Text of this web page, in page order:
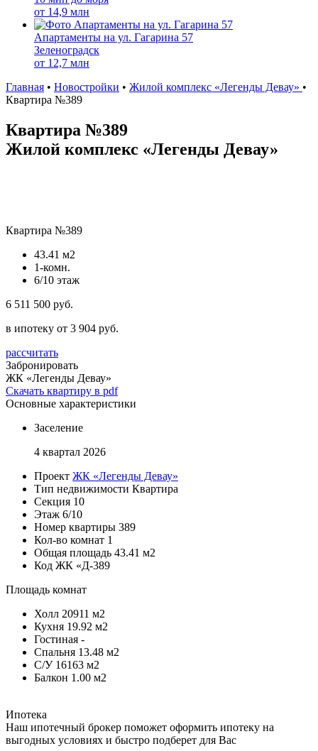
от 14,9 млн
Апартаменты на ул. Гагарина 57
Зеленоградск
от 12,7 млн
Главная • Новостройки • Жилой комплекс «Легенды Девау» •
Квартира №389
Квартира №389
Жилой комплекс «Легенды Девау»
Квартира №389
43.41 м2
1-комн.
6/10 этаж
6 511 500 руб.
в ипотеку от 3 904 руб.
рассчитать
Забронировать
ЖК «Легенды Девау»
Скачать квартиру в pdf
Основные характеристики
Заселение
4 квартал 2026
Проект ЖК «Легенды Девау»
Тип недвижимости Квартира
Секция 10
Этаж 6/10
Номер квартиры 389
Кол-во комнат 1
Общая площадь 43.41 м2
Код ЖК «Д-389
Площадь комнат
Холл 20911 м2
Кухня 19.92 м2
Гостиная -
Спальня 13.48 м2
С/У 16163 м2
Балкон 1.00 м2
Ипотека
Наш ипотечный брокер поможет оформить ипотеку на
выгодных условиях и быстро подберет для Вас